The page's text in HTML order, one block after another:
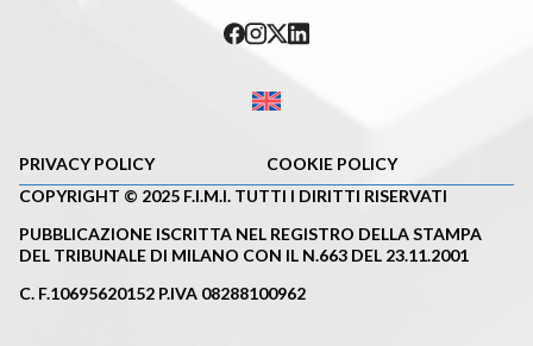
PRIVACY POLICY
COOKIE POLICY
COPYRIGHT © 2025 F.I.M.I. TUTTI I DIRITTI RISERVATI
PUBBLICAZIONE ISCRITTA NEL REGISTRO DELLA STAMPA
DEL TRIBUNALE DI MILANO CON IL N.663 DEL 23.11.2001
C. F.10695620152 P.IVA 08288100962